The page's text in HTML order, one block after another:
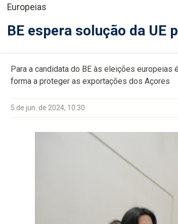
Europeias
BE espera solução da UE
Para a candidata do BE às eleições europeias
forma a proteger as exportações dos Açores
5 de jun. de 2024, 10:30